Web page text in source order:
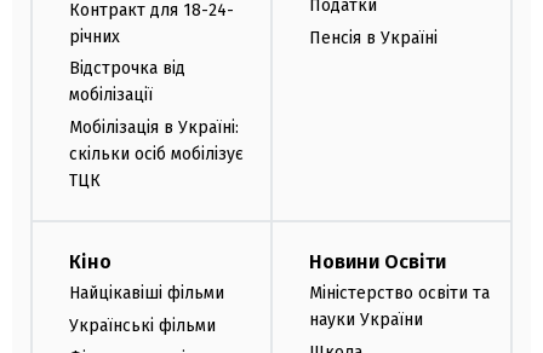
Контракт для 18-24-
річних
Відстрочка від
мобілізації
Мобілізація в Україні:
скільки осіб мобілізує
ТЦК
Податки
Пенсія в Україні
Кіно
Найцікавіші фільми
Українські фільми
Новини Освіти
Міністерство освіти та
науки України